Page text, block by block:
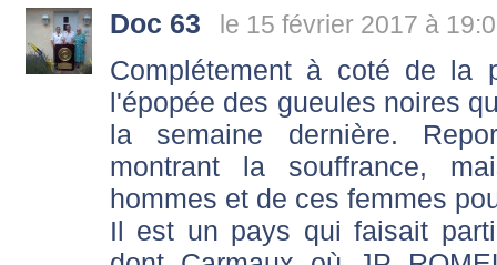
Doc 63 le 15 février 2017 à
Complétement à coté de la
l'épopée des gueules noires
la semaine dernière.
montrant la souffrance,
hommes et de ces femmes
Il est un pays qui faisait